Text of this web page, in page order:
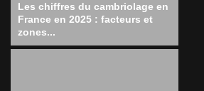
Les chiffres du cambriolage en
France en 2025 : facteurs et
zones...